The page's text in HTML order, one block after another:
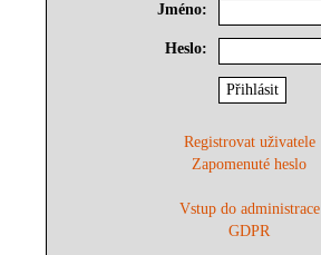
Jméno:
Heslo:
Registrovat uživatele
Zapomenuté heslo
Vstup do administrace
GDPR